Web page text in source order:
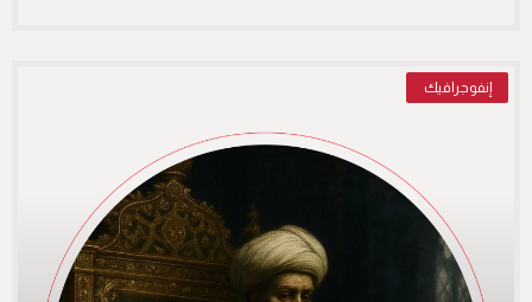
إنفوجرافيك